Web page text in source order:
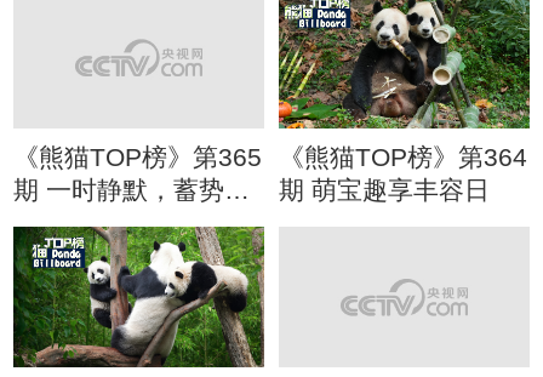
《熊猫TOP榜》第365
期 一时静默，蓄势待
发
《熊猫TOP榜》第364
期 萌宝趣享丰容日